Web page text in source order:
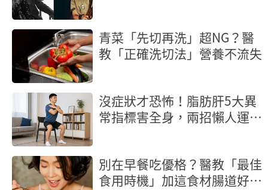
青菜「先切再洗」超NG？醫
教「正確洗切法」營養不流失
沒症狀才恐怖！脂肪肝5大異
常指標害全身，兩招懶人運動
別在早餐吃優格？醫教「最佳
食用時機」加這食材腸道好菌